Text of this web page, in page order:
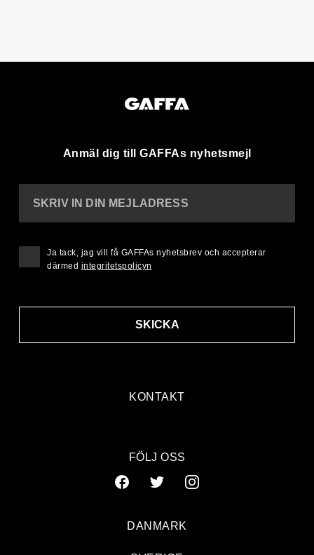
Anmäl dig till GAFFAs nyhetsmejl
KONTAKT
SKRIV IN DIN MEJLADRESS
SKICKA
Ja tack, jag vill få GAFFAs nyhetsbrev och accepterar
därmed integritetspolicyn
FÖLJ OSS
DANMARK